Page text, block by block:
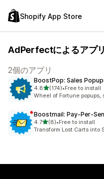
Shopify App Store
AdPerfectによるアプリ
2個のアプリ
BoostPop: Sales
4.85つ星中
(174)
合計レビュー数：174件
•Free to install
Wheel of Fortune
Boostmail:
4.75つ星中
(8)
合計レビュー数：8件
•Free to install
Transform Lost Carts into